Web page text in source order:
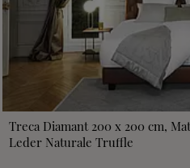
Treca Diamant 200 x 200 cm,
Leder Naturale Truffle